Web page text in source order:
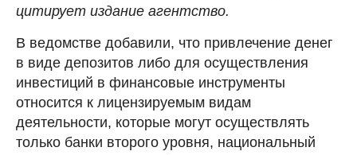
цитирует издание агентство.
В ведомстве добавили, что привлечение денег
в виде депозитов либо для осуществления
инвестиций в финансовые инструменты
относится к лицензируемым видам
деятельности, которые могут осуществлять
только банки второго уровня, национальный